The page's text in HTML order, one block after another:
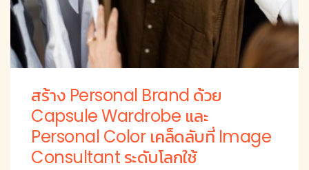
สร้าง Personal Brand ด้วย
Capsule Wardrobe และ
Personal Color เคล็ดลับที่ Image
Consultant ระดับโลกใช้